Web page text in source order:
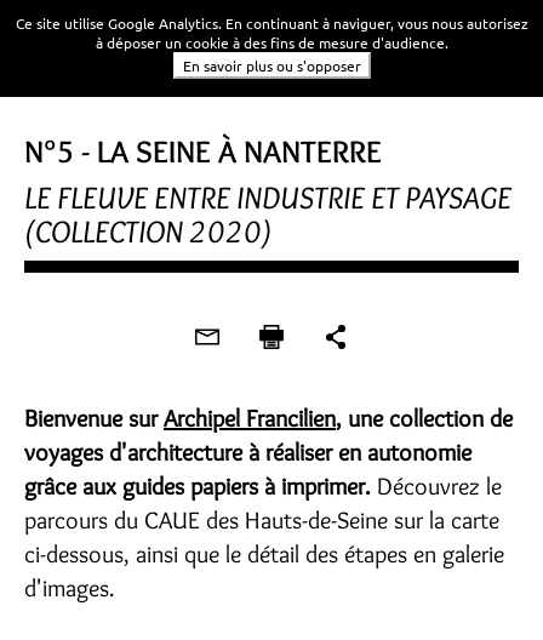
N°5 - LA SEINE À NANTERRE
LE FLEUVE ENTRE INDUSTRIE ET PAYSAGE
(COLLECTION 2020)
Bienvenue surArchipel Francilien, une collection de
voyages d'architecture à réaliser en autonomie
grâce aux guides papiers à imprimer. Découvrez le
parcours du CAUE des Hauts-de-Seine sur la carte
ci-dessous, ainsi que le détail des étapes en galerie
d'images.
Ce site utilise Google Analytics. En continuant à naviguer, vous nous autorisez
à déposer un cookie à des fins de mesure d'audience.
En savoir plus ou s'opposer